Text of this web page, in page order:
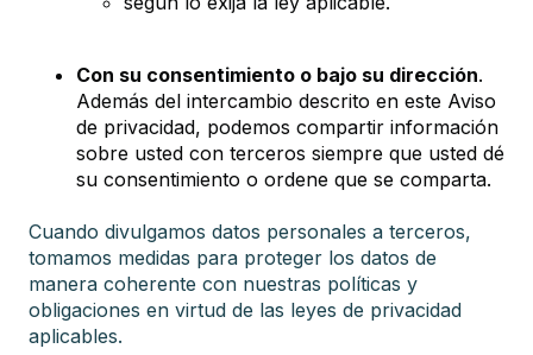
Con su consentimiento o bajo su dirección.
Además del intercambio descrito en este Aviso
de privacidad, podemos compartir información
sobre usted con terceros siempre que usted dé
su consentimiento o ordene que se comparta.
Cuando divulgamos datos personales a terceros,
tomamos medidas para proteger los datos de
manera coherente con nuestras políticas y
obligaciones en virtud de las leyes de privacidad
aplicables.